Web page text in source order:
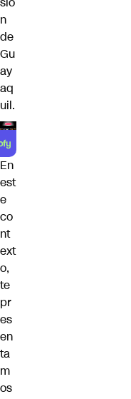
n
de
Gu
ay
aq
uil.
En
est
e
co
nt
ext
o,
te
pr
es
en
ta
m
os